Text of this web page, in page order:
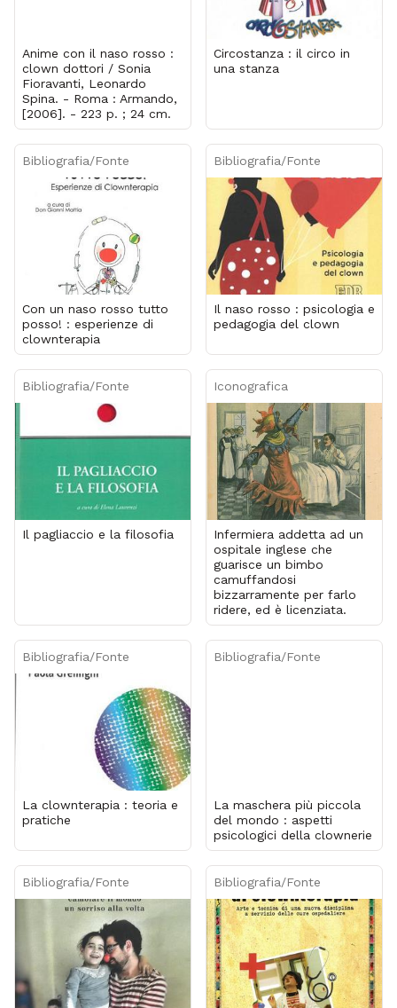
Anime con il naso rosso :
clown dottori / Sonia
Fioravanti, Leonardo
Spina. - Roma : Armando,
[2006]. - 223 p. ; 24 cm.
Circostanza : il circo in
una stanza
Bibliografia/Fonte
Con un naso rosso tutto
posso! : esperienze di
clownterapia
Bibliografia/Fonte
Il naso rosso : psicologia e
pedagogia del clown
Bibliografia/Fonte
Il pagliaccio e la filosofia
Iconografica
Infermiera addetta ad un
ospitale inglese che
guarisce un bimbo
camuffandosi
bizzarramente per farlo
ridere, ed è licenziata.
Bibliografia/Fonte
La clownterapia : teoria e
pratiche
Bibliografia/Fonte
La maschera più piccola
del mondo : aspetti
psicologici della clownerie
Bibliografia/Fonte Bibliografia/Fonte